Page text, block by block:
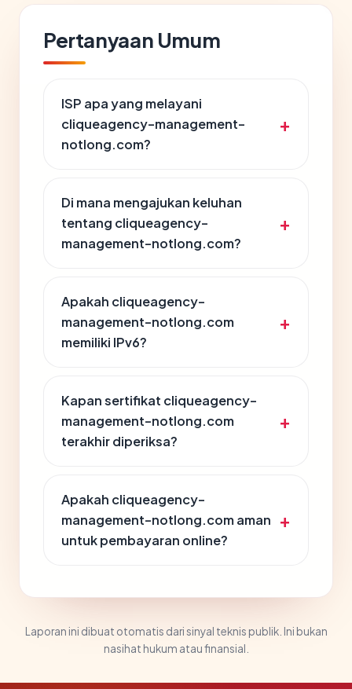
Pertanyaan Umum
ISP apa yang melayani
cliqueagency-management-
notlong.com?
Di mana mengajukan keluhan
tentang cliqueagency-
management-notlong.com?
Apakah cliqueagency-
management-notlong.com
memiliki IPv6?
Kapan sertifikat cliqueagency-
management-notlong.com
terakhir diperiksa?
Apakah cliqueagency-
management-notlong.com aman
untuk pembayaran online?
Laporan ini dibuat otomatis dari sinyal teknis publik. Ini bukan
nasihat hukum atau finansial.